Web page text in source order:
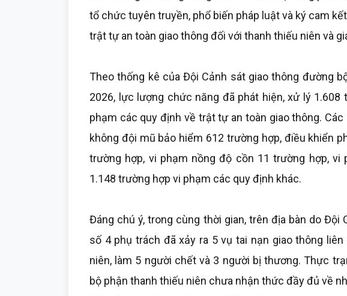
tổ chức tuyên truyền, phổ biến pháp luật và ký cam
trật tự an toàn giao thông đối với thanh thiếu niên và
Theo thống kê của Đội Cảnh sát giao thông đường
2026, lực lượng chức năng đã phát hiện, xử lý 1.608
phạm các quy định về trật tự an toàn giao thông.
không đội mũ bảo hiểm 612 trường hợp, điều khiển
trường hợp, vi phạm nồng độ cồn 11 trường hợp,
1.148 trường hợp vi phạm các quy định khác.
Đáng chú ý, trong cùng thời gian, trên địa bàn do Đội
số 4 phụ trách đã xảy ra 5 vụ tai nạn giao thông
niên, làm 5 người chết và 3 người bị thương. Thực
bộ phận thanh thiếu niên chưa nhận thức đầy đủ về